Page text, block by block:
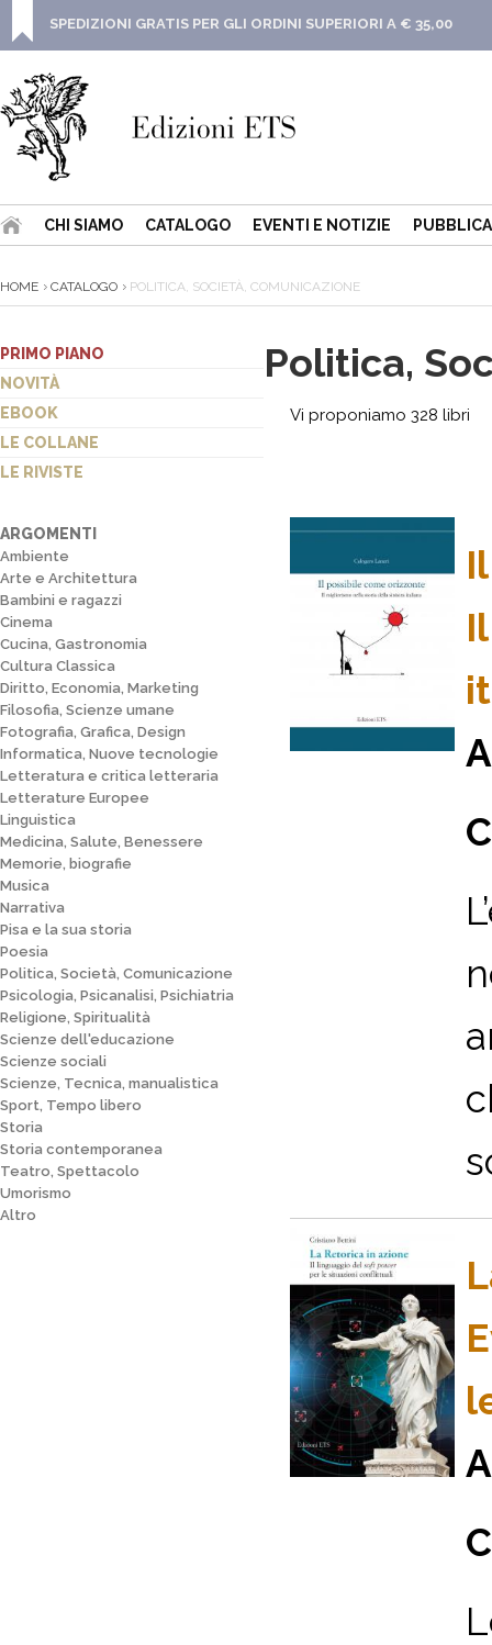
SPEDIZIONI GRATIS PER GLI ORDINI SUPERIORI A € 35,00
CHI SIAMO CATALOGO EVENTI E NOTIZIE
HOME CATALOGO POLITICA, SOCIETÀ, COMUNICAZIONE
PRIMO PIANO
NOVITÀ
EBOOK
LE COLLANE
LE RIVISTE
ARGOMENTI
Ambiente
Arte e Architettura
Bambini e ragazzi
Cinema
Cucina, Gastronomia
Cultura Classica
Diritto, Economia, Marketing
Filosofia, Scienze umane
Fotografia, Grafica, Design
Informatica, Nuove tecnologie
Letteratura e critica letteraria
Letterature Europee
Linguistica
Medicina, Salute, Benessere
Memorie, biografie
Musica
Narrativa
Pisa e la sua storia
Poesia
Politica, Società, Comunicazione
Psicologia, Psicanalisi, Psichiatria
Religione, Spiritualità
Scienze dell'educazione
Scienze sociali
Scienze, Tecnica, manualistica
Sport, Tempo libero
Storia
Storia contemporanea
Teatro, Spettacolo
Umorismo
Altro
Politica,
Vi proponiamo 328 libri